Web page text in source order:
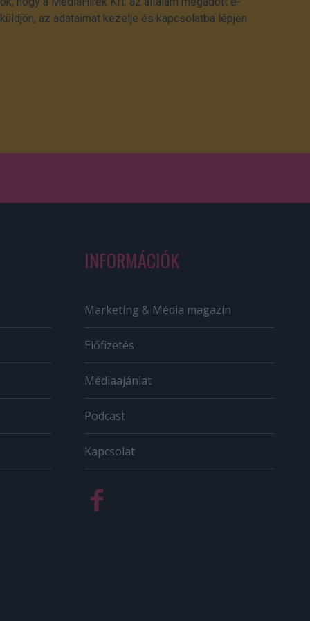
az adataimat kezelje és kapcsolatba lépjen
INFORMÁCIÓK
Marketing & Média magazin
Előfizetés
Médiaajánlat
Podcast
Kapcsolat